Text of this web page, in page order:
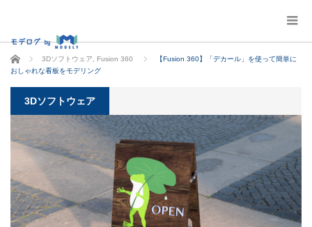
ホーム 3Dソフトウェア Fusion 360
【Fusion 360】「デカール」を使って簡単に
おしゃれな看板をモデリング
3Dソフトウェア